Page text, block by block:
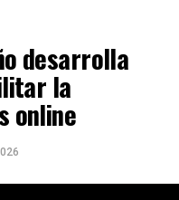
desarrolla
la
online